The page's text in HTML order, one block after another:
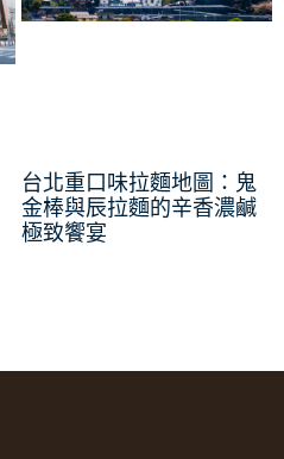
台北重口味拉麵地圖：鬼
金棒與辰拉麵的辛香濃鹹
極致饗宴